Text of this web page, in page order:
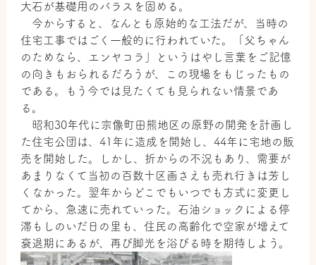
大石が基礎用のバラスを固める。
今からすると、なんとも原始的な工法だが、当時の
住宅工事ではごく一般的に行われていた。「父ちゃん
のためなら、エンヤコラ」というはやし言葉をご記憶
の向きもおられるだろうが、この現場をもじったもの
である。もう今では見たくても見られない情景であ
る。
昭和30年代に宗像町田熊地区の原野の開発を計画し
た住宅公団は、41年に造成を開始し、44年に宅地の販
売を開始した。しかし、折からの不況もあり、需要が
あまりなくて当初の百数十区画さえも売れ行きは芳し
くなかった。翌年からどこでもいつでも方式に変更し
てから、急速に売れていった。石油ショックによる停
滞もしのいだ日の里も、住民の高齢化で空家が増えて
衰退期にあるが、再び脚光を浴びる時を期待しよう。